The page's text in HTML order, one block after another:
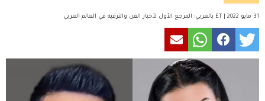
31 مايو 2022 | ET بالعربي: المرجع الأول لأخبار الفن والترفيه في العالم العربي